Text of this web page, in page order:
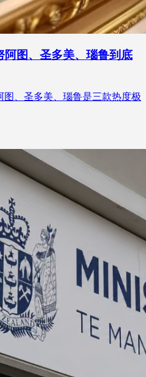
图、圣多美、瑙鲁到底
、圣多美、瑙鲁是三款热度极